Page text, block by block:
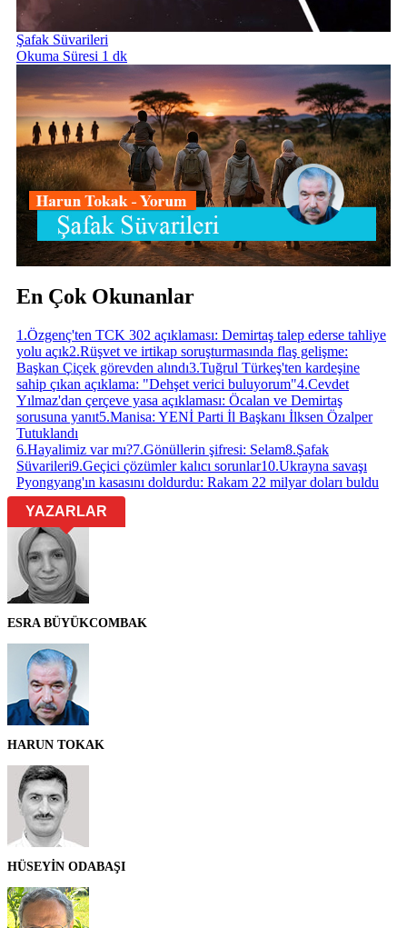
Şafak Süvarileri
Okuma Süresi 1 dk
En Çok Okunanlar
1 .Özgenç'ten TCK 302 açıklaması: Demirtaş talep ederse tahliye
yolu açık2.Rüşvet ve irtikap soruşturmasında flaş gelişme:
Başkan Çiçek görevden alındı3.Tuğrul Türkeş'ten kardeşine
sahip çıkan açıklama: "Dehşet verici buluyorum"4.Cevdet
Yılmaz'dan çerçeve yasa açıklaması: Öcalan ve Demirtaş
sorusuna yanıt5.Manisa: YENİ Parti İl Başkanı İlksen Özalper
Tutuklandı
6.Hayalimiz var mı?7.Gönüllerin şifresi: Selam8.Şafak
Süvarileri9.Geçici çözümler kalıcı sorunlar10.Ukrayna savaşı
Pyongyang'ın kasasını doldurdu: Rakam 22 milyar doları buldu
YAZARLAR
ESRA BÜYÜKCOMBAK
HARUN TOKAK
HÜSEYİN ODABAŞI